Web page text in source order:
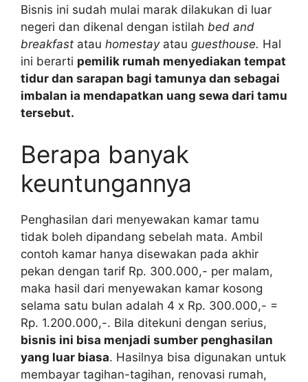
Bisnis ini sudah mulai marak dilakukan di luar
negeri dan dikenal dengan istilah bed and
breakfast atau homestayatau guesthouse. Hal
ini berarti pemilik rumah menyediakan tempat
tidur dan sarapan bagi tamunya dan sebagai
imbalan ia mendapatkan uang sewa dari tamu
tersebut.
Berapa banyak
keuntungannya
Penghasilan dari menyewakan kamar tamu
tidak boleh dipandang sebelah mata. Ambil
contoh kamar hanya disewakan pada akhir
pekan dengan tarif Rp. 300.000,- per malam,
maka hasil dari menyewakan kamar kosong
selama satu bulan adalah 4 x Rp. 300.000,- =
Rp. 1.200.000,-. Bila ditekuni dengan serius,
bisnis ini bisa menjadi sumber penghasilan
yang luar biasa. Hasilnya bisa digunakan untuk
membayar tagihan-tagihan, renovasi rumah,